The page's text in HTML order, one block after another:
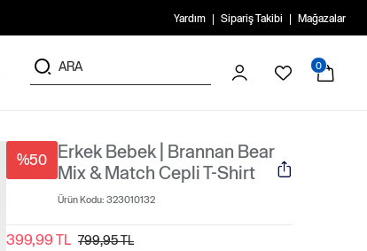
Yardım Sipariş Takibi Mağazalar
0
%50
Erkek Bebek | Brannan Bear
Mix & Match Cepli T-Shirt
Ürün Kodu: 323010132
399,99 TL 799,95 TL